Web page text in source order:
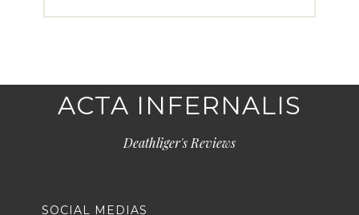
ACTA INFERNALIS
Deathliger's Reviews
SOCIAL MEDIAS